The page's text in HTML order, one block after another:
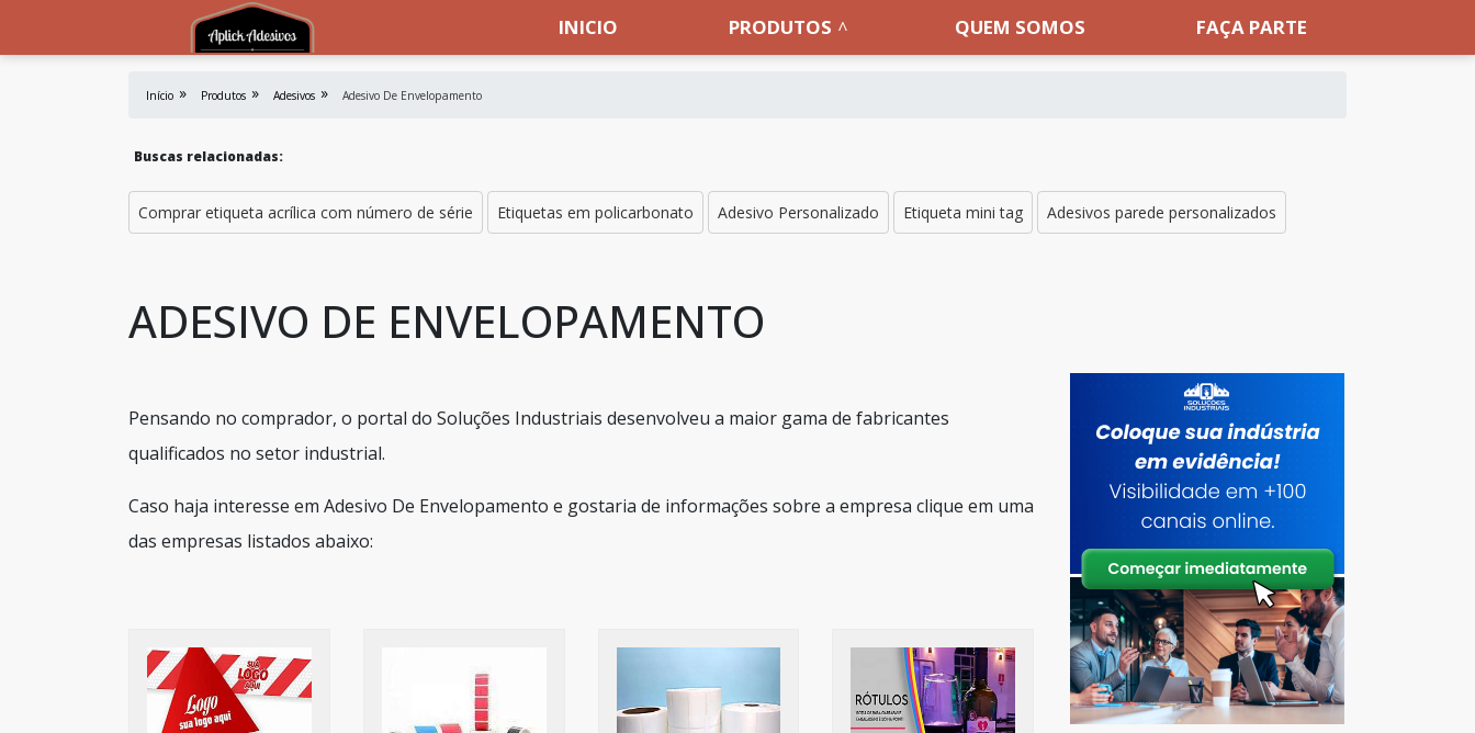
INICIO PRODUTOS QUEM SOMOS FAÇA PARTE
Início Produtos Adesivos Adesivo De Envelopamento
Buscas relacionadas:
Comprar etiqueta acrílica com número de série Etiquetas em policarbonato Adesivo Personalizado Etiqueta mini tag Adesivos parede personalizados
ADESIVO DE ENVELOPAMENTO
Pensando no comprador, o portal do Soluções Industriais desenvolveu a maior gama de fabricantes
qualificados no setor industrial.
Caso haja interesse em Adesivo De Envelopamento e gostaria de informações sobre a empresa clique em uma
das empresas listados abaixo: